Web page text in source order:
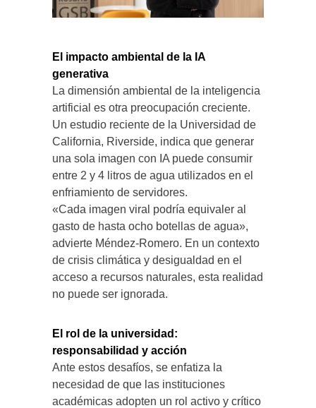
El impacto ambiental de la IA
generativa
La dimensión ambiental de la inteligencia
artificial es otra preocupación creciente.
Un estudio reciente de la Universidad de
California, Riverside, indica que generar
una sola imagen con IA puede consumir
entre 2 y 4 litros de agua utilizados en el
enfriamiento de servidores.
«Cada imagen viral podría equivaler al
gasto de hasta ocho botellas de agua»,
advierte Méndez-Romero. En un contexto
de crisis climática y desigualdad en el
acceso a recursos naturales, esta realidad
no puede ser ignorada.
El rol de la universidad:
responsabilidad y acción
Ante estos desafíos, se enfatiza la
necesidad de que las instituciones
académicas adopten un rol activo y crítico